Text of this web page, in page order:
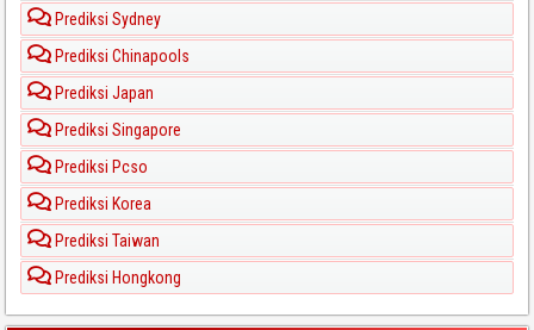
Prediksi Sydney
Prediksi Chinapools
Prediksi Japan
Prediksi Singapore
Prediksi Pcso
Prediksi Korea
Prediksi Taiwan
Prediksi Hongkong